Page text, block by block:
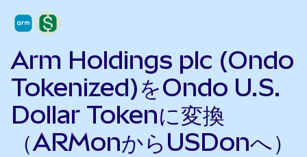
Arm Holdings plc (Ondo
Tokenized)をOndo U.S.
Dollar Tokenに変換
（ARMonからUSDonへ）